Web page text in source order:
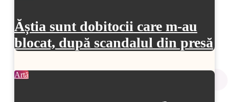
Ăștia sunt dobitocii care m-au
blocat, după scandalul din presă
Artă